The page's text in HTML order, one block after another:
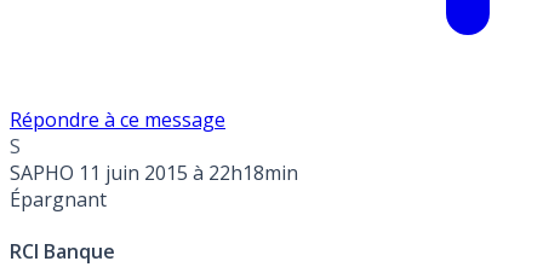
Répondre à ce message
S
SAPHO 11 juin 2015 à 22h18min
Épargnant
RCI Banque